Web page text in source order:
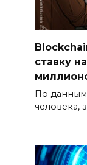
ставку
По
человека,